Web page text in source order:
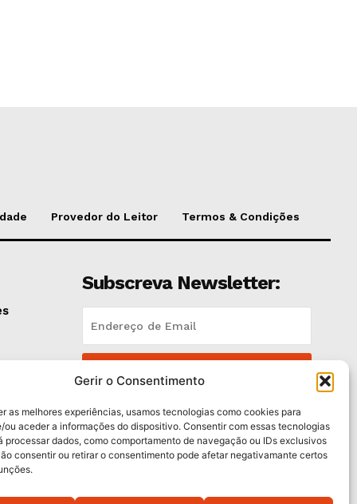
Gerir o Consentimento
as melhores experiências, usamos tecnologias como cookies para
ou aceder a informações do dispositivo. Consentir com essas tecnologias
processar dados, como comportamento de navegação ou IDs exclusivos
consentir ou retirar o consentimento pode afetar negativamante certos
Provedor do Leitor Termos & Condições
Subscreva Newsletter:
Li e aceito aPolítica de Privacidade .